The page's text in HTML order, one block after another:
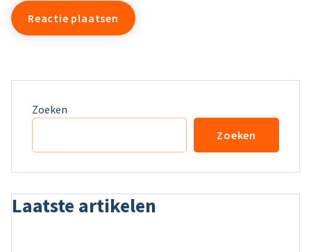
Zoeken
Zoeken
Laatste artikelen